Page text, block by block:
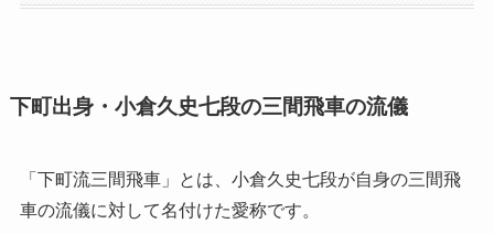
下町出身・小倉久史七段の三間飛車の流儀
「下町流三間飛車」とは、小倉久史七段が自身の三間飛
車の流儀に対して名付けた愛称です。